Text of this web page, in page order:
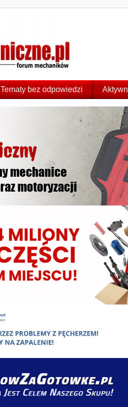
Tematy bez odpowiedzi